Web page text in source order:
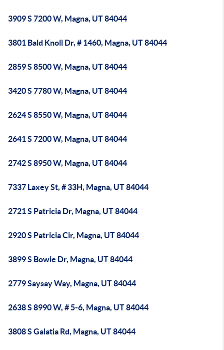
3909 S 7200 W, Magna, UT 84044
3801 Bald Knoll Dr, # 1460, Magna, UT 84044
2859 S 8500 W, Magna, UT 84044
3420 S 7780 W, Magna, UT 84044
2624 S 8550 W, Magna, UT 84044
2641 S 7200 W, Magna, UT 84044
2742 S 8950 W, Magna, UT 84044
7337 Laxey St, # 33H, Magna, UT 84044
2721 S Patricia Dr, Magna, UT 84044
2920 S Patricia Cir, Magna, UT 84044
3899 S Bowie Dr, Magna, UT 84044
2779 Saysay Way, Magna, UT 84044
2638 S 8990 W, # 5-6, Magna, UT 84044
3808 S Galatia Rd, Magna, UT 84044